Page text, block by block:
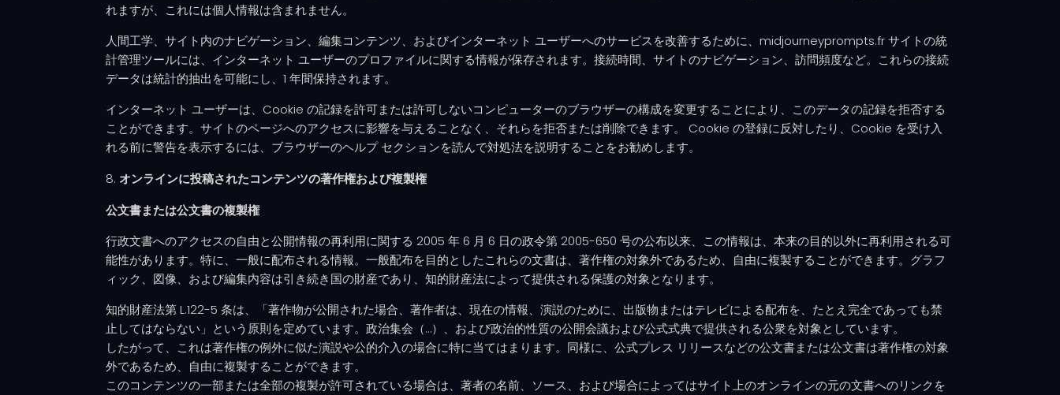
れますが、これには個人情報は含まれません。
人間工学、サイト内のナビゲーション、編集コンテンツ、およびインターネット ユーザーへのサービスを改善するために、midjourneyprompts.fr サイトの統
計管理ツールには、インターネット ユーザーのプロファイルに関する情報が保存されます。接続時間、サイトのナビゲーション、訪問頻度など。これらの接続
データは統計的抽出を可能にし、1 年間保持されます。
インターネット ユーザーは、Cookie の記録を許可または許可しないコンピューターのブラウザーの構成を変更することにより、このデータの記録を拒否する
ことができます。サイトのページへのアクセスに影響を与えることなく、それらを拒否または削除できます。 Cookie の登録に反対したり、Cookie を受け入
れる前に警告を表示するには、ブラウザーのヘルプ セクションを読んで対処法を説明することをお勧めします。
オンラインに投稿されたコンテンツの著作権および複製権
公文書または公文書の複製権
行政文書へのアクセスの自由と公開情報の再利用に関する 2005 年 6 月 6 日の政令第 2005-650 号の公布以来、この情報は、本来の目的以外に再利用される可
能性があります。特に、一般に配布される情報。一般配布を目的としたこれらの文書は、著作権の対象外であるため、自由に複製することができます。グラフ
ィック、図像、および編集内容は引き続き国の財産であり、知的財産法によって提供される保護の対象となります。
知的財産法第 L.122-5 条は、「著作物が公開された場合、著作者は、現在の情報、演説のために、出版物またはテレビによる配布を、たとえ完全であっても禁
止してはならない」という原則を定めています。政治集会（…）、および政治的性質の公開会議および公式式典で提供される公衆を対象としています。
したがって、これは著作権の例外に似た演説や公的介入の場合に特に当てはまります。同様に、公式プレス リリースなどの公文書または公文書は著作権の対象
外であるため、自由に複製することができます。
このコンテンツの一部または全部の複製が許可されている場合は、著者の名前、ソース、および場合によってはサイト上のオンラインの元の文書へのリンクを